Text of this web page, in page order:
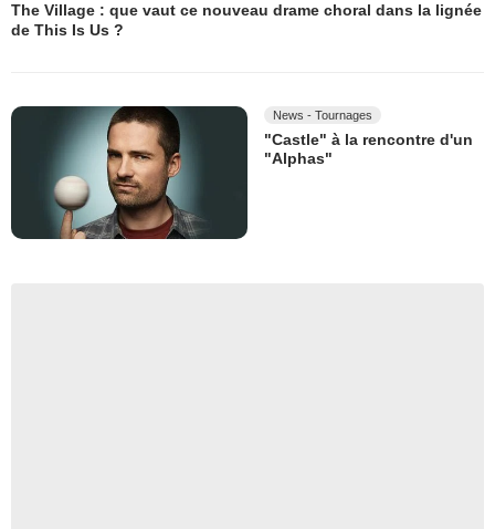
The Village : que vaut ce nouveau drame choral dans la lignée
de This Is Us ?
News - Tournages
"Castle" à la rencontre d'un
"Alphas"